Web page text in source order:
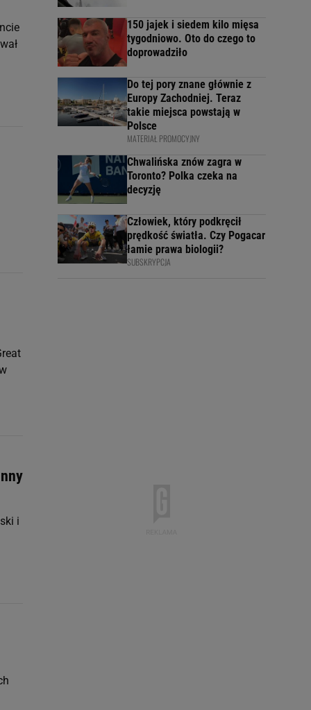
i
150 jajek i siedem kilo mięsa
tygodniowo. Oto do czego to
doprowadziło
Do tej pory znane głównie z
Europy Zachodniej. Teraz
takie miejsca powstają w
Polsce
MATERIAŁ PROMOCYJNY
Chwalińska znów zagra w
Toronto? Polka czeka na
decyzję
Człowiek, który podkręcił
prędkość światła. Czy Pogacar
łamie prawa biologii?
SUBSKRYPCJA